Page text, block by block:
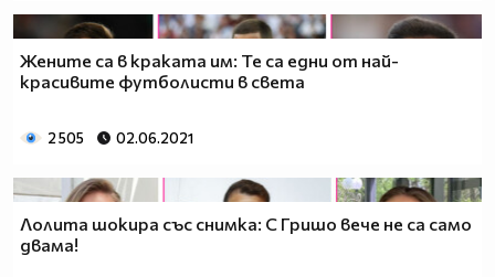
Жените са в краката им: Те са едни от най-
красивите футболисти в света
2 505 02.06.2021
Лолита шокира със снимка: С Гришо вече не са само
двама!